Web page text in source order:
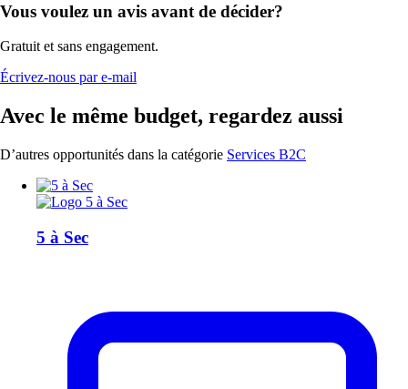
Vous voulez un avis avant de décider?
Gratuit et sans engagement.
Écrivez-nous par e-mail
Avec le même budget, regardez aussi
D’autres opportunités dans la catégorie Services B2C
5 à Sec